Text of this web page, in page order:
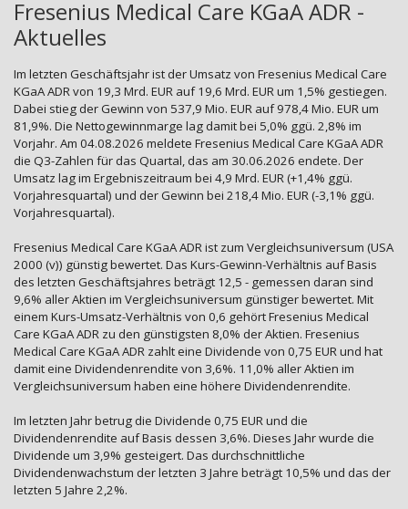
Fresenius Medical Care KGaA ADR -
Aktuelles
Im letzten Geschäftsjahr ist der Umsatz von Fresenius Medical Care
KGaA ADR von 19,3 Mrd. EUR auf 19,6 Mrd. EUR um 1,5% gestiegen.
Dabei stieg der Gewinn von 537,9 Mio. EUR auf 978,4 Mio. EUR um
81,9%. Die Nettogewinnmarge lag damit bei 5,0% ggü. 2,8% im
Vorjahr. Am 04.08.2026 meldete Fresenius Medical Care KGaA ADR
die Q3-Zahlen für das Quartal, das am 30.06.2026 endete. Der
Umsatz lag im Ergebniszeitraum bei 4,9 Mrd. EUR (+1,4% ggü.
Vorjahresquartal) und der Gewinn bei 218,4 Mio. EUR (-3,1% ggü.
Vorjahresquartal).
Fresenius Medical Care KGaA ADR ist zum Vergleichsuniversum (USA
2000 (v)) günstig bewertet. Das Kurs-Gewinn-Verhältnis auf Basis
des letzten Geschäftsjahres beträgt 12,5 - gemessen daran sind
9,6% aller Aktien im Vergleichsuniversum günstiger bewertet. Mit
einem Kurs-Umsatz-Verhältnis von 0,6 gehört Fresenius Medical
Care KGaA ADR zu den günstigsten 8,0% der Aktien. Fresenius
Medical Care KGaA ADR zahlt eine Dividende von 0,75 EUR und hat
damit eine Dividendenrendite von 3,6%. 11,0% aller Aktien im
Vergleichsuniversum haben eine höhere Dividendenrendite.
Im letzten Jahr betrug die Dividende 0,75 EUR und die
Dividendenrendite auf Basis dessen 3,6%. Dieses Jahr wurde die
Dividende um 3,9% gesteigert. Das durchschnittliche
Dividendenwachstum der letzten 3 Jahre beträgt 10,5% und das der
letzten 5 Jahre 2,2%.